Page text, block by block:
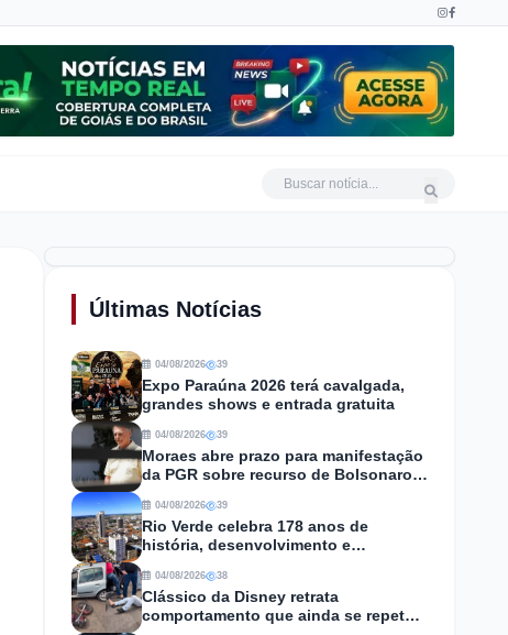
Últimas Notícias
04/08/2026 39
Expo Paraúna 2026 terá cavalgada,
grandes shows e entrada gratuita
04/08/2026 39
Moraes abre prazo para manifestação
da PGR sobre recurso de Bolsonaro
04/08/2026 39
Rio Verde celebra 178 anos de
história, desenvolvimento e
04/08/2026 38
Clássico da Disney retrata
comportamento que ainda se repete